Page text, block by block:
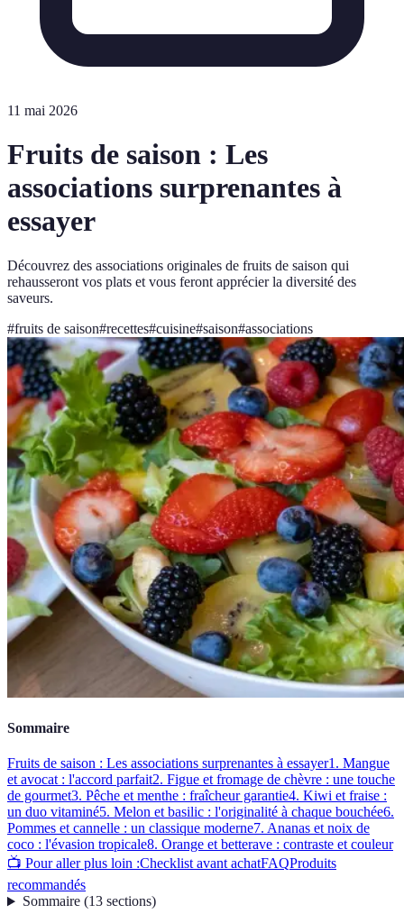
11 mai 2026
Fruits de saison : Les
associations surprenantes à
essayer
Découvrez des associations originales de fruits de saison qui
rehausseront vos plats et vous feront apprécier la diversité des
saveurs.
#fruits de saison#recettes#cuisine#saison#associations
Sommaire
Fruits de saison : Les associations surprenantes à essayer1. Mangue
et avocat : l'accord parfait2. Figue et fromage de chèvre : une touche
de gourmet3. Pêche et menthe : fraîcheur garantie4. Kiwi et fraise :
un duo vitaminé5. Melon et basilic : l'originalité à chaque bouchée6.
Pommes et cannelle : un classique moderne7. Ananas et noix de
coco : l'évasion tropicale8. Orange et betterave : contraste et couleur
📺 Pour aller plus loin :Checklist avant achatFAQProduits
recommandés
Sommaire(13 sections)